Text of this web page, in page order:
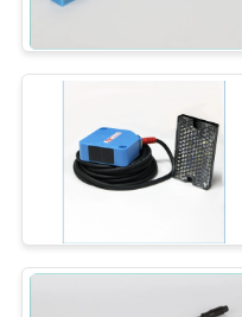
DA
QUALIDADE
CONTACTE-
Sensor de
indutivo